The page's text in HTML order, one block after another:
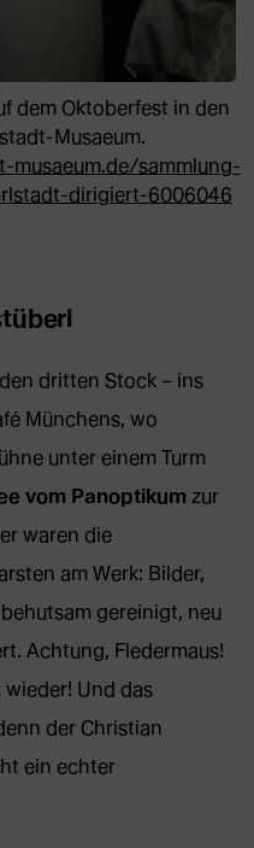
dem Oktoberfest in den
Musaeum.
sammlung-
dirigiert-6006046
dritten Stock – ins
Münchens, wo
unter einem Turm
vom Panoptikumzur
waren die
am Werk: Bilder,
gereinigt, neu
Achtung, Fledermaus!
wieder! Und das
der Christian
ein echter